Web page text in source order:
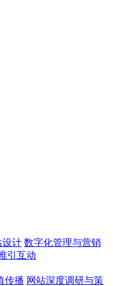
设计 数字化管理与营销
引互动
传播 网站深度调研与策